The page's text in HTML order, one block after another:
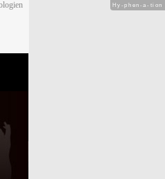
Hy-phen-a-tion